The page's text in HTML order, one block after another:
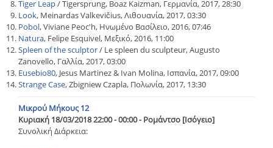
Tiger Leap/ Tigersprung, Boaz Kaizman, Γερμανία, 2017, 28:30
Look, Meinardas Valkevičius, Λιθουανία, 2017, 03:30
Pobol, Viviane Peoc'h, Ηνωμένο Βασίλειο, 2016, 07:46
Natura, Felipe Esquivel, Μεξικό, 2016, 11:00
Spleen of the sculptor/ Le spleen du sculpteur, Augusto
Zanovello, Γαλλία, 2017, 03:00
Eusebio80, Jesus Martinez & Ivan Molina, Ισπανία, 2017, 09:00
Strange Case, Zbigniew Czapla, Πολωνία, 2017, 13:30
Μικρού Μήκους 12
Κυριακή 18/03/2018 22:00 - 00:00 - Ρομάντσο [Ισόγειο]
Συνολική Διάρκεια: